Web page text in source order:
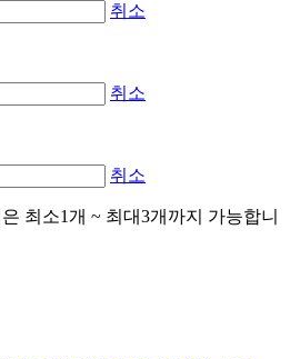
취소
취소
취소
최소1개 ~ 최대3개까지 가능합니